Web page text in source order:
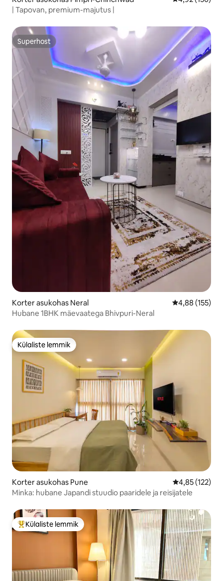
| Tapovan, premium-majutus |
Superhost
Superhost
Korter asukohas Neral Keskmine
4,88 (155)
Hubane 1BHK mäevaatega Bhivpuri-Neral
Külaliste lemmik
Külaliste lemmik
Korter asukohas Pune Keskmine
4,85 (122)
Minka: hubane Japandi stuudio paaridele ja reisijatele
Külaliste suur lemmik
Külaliste lemmik